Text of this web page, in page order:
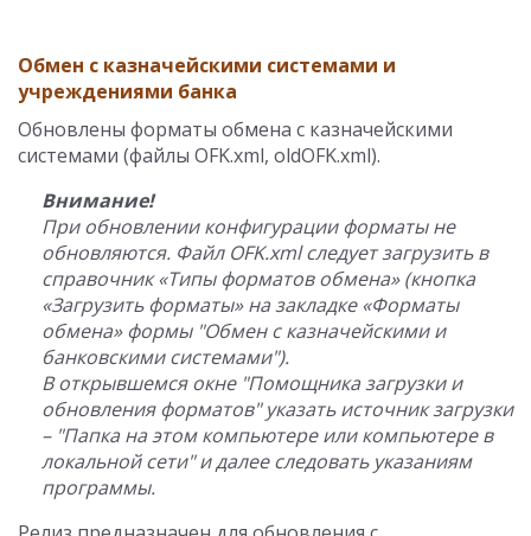
Обмен с казначейскими системами и
учреждениями банка
Обновлены форматы обмена с казначейскими
системами (файлы OFK.xml, oldOFK.xml).
Внимание!
При обновлении конфигурации форматы не
обновляются. Файл OFK.xml следует загрузить в
справочник «Типы форматов обмена» (кнопка
«Загрузить форматы» на закладке «Форматы
обмена» формы "Обмен с казначейскими и
банковскими системами").
В открывшемся окне "Помощника загрузки и
обновления форматов" указать источник загрузки
– "Папка на этом компьютере или компьютере в
локальной сети" и далее следовать указаниям
программы.